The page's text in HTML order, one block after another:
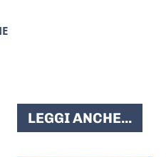
LEGGI ANCHE...